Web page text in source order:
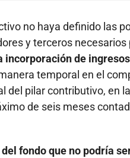
no haya definido las
y terceros necesarios
incorporación de
temporal en el
del pilar contributivo, en
de seis meses
fondo que no podría